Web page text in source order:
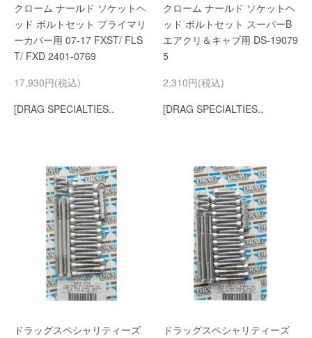
クローム ナールド ソケットヘ
ッド ボルトセット プライマリ
ーカバー用 07-17 FXST/ FLS
T/ FXD 2401-0769
17,930円(税込)
[DRAG SPECIALTIES..
クローム ナールド ソケットヘ
ッド ボルトセット スーパーB
エアクリ＆キャブ用 DS-19079
5
2,310円(税込)
[DRAG SPECIALTIES..
ドラッグスペシャリティーズ
ドラッグスペシャリティーズ